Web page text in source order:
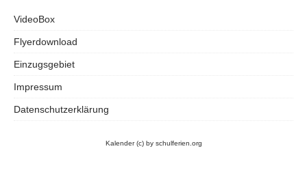
VideoBox
Flyerdownload
Einzugsgebiet
Impressum
Datenschutzerklärung
Kalender(c) by schulferien.org